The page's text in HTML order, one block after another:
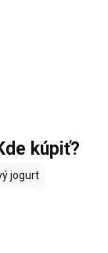
kúpiť?
jogurt